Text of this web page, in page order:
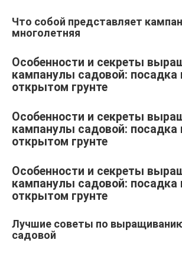
Что собой представляет
многолетняя
Особенности и секреты
кампанулы садовой: посадка
открытом грунте
Особенности и секреты
кампанулы садовой: посадка
открытом грунте
Особенности и секреты
кампанулы садовой: посадка
открытом грунте
Лучшие советы по
садовой